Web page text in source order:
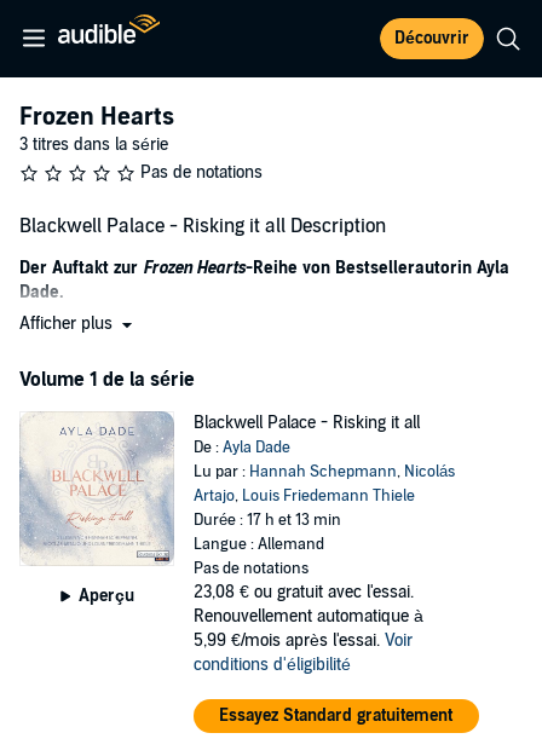
Découvrir
Frozen Hearts
3 titres dans la série
Pas de notations
Blackwell Palace - Risking it all Description
Der Auftakt zur Frozen Hearts-Reihe von Bestsellerautorin Ayla
Dade.
Als Paola an der Fassade des imposanten Blackwell Palace mit
sie kaum glauben, dass dies ihr neues Zuhause und ihr Arbeitsplatz
wie die beiden Hotelerben Charles und Edward Blackwell. Als Paola
ihnen zum ersten Mal begegnet, gerät auch sie sofort in ihren Bann:
Die Brüder sind verboten schön, mächtig und in beiden sitzt ein
tiefer Schmerz, der sie unberechenbar macht. Trotz aller Warnungen
möchte Paola ihnen näherkommen, als gut für sie sein kann. Doch
sie möchte es nicht nur, sie muss: Niemand weiß von dem
geheimen Deal, den sie geschlossen hat, und ihrem einzigen
sehnlichen Wunsch, der sie antreibt. Sie ist sich bewusst: Charles
und Edward haben zwar die Macht, sie zu zerstören – doch wenn
sie ihre Karten richtig ausspielt, gilt das auch umgekehrt...
Afficher plus
Volume 1 de la série
Aperçu
Blackwell Palace - Risking it all
De :Ayla Dade
Lu par : Hannah Schepmann, Nicolás
Artajo, Louis Friedemann Thiele
Durée : 17 h et 13 min
Langue : Allemand
Pas de notations
23,08 € ou gratuit avec l'essai.
Renouvellement automatique à
5,99 €/mois après l'essai. Voir
conditions d'éligibilité
Essayez Standard gratuitement